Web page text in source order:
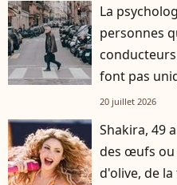
La
personnes
font pas
20 juillet 2026
Shakira, 49
des œufs ou
d'olive, de